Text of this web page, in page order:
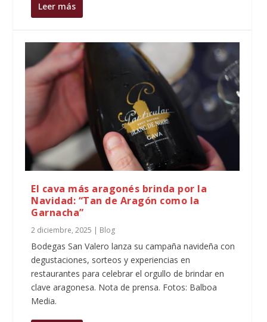
Leer más
El cava más aragonés brinda por la
Navidad: “Tan de Aragón como la
Garnacha”
2 diciembre, 2025 | Blog
Bodegas San Valero lanza su campaña navideña con
degustaciones, sorteos y experiencias en
restaurantes para celebrar el orgullo de brindar en
clave aragonesa. Nota de prensa. Fotos: Balboa
Media.